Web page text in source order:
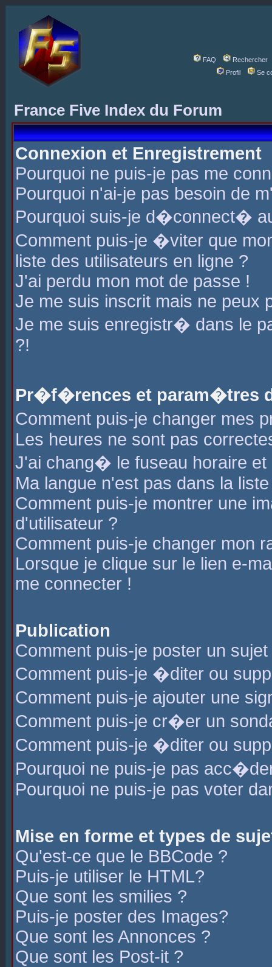
FAQ
Rechercher
Profil
Se
France Five Index du Forum
Connexion et Enregistrement
Pourquoi ne puis-je pas me
Pourquoi n'ai-je pas besoin de
Pourquoi suis-je d�connect�
Comment puis-je �viter que
liste des utilisateurs en ligne ?
J'ai perdu mon mot de passe !
Je me suis inscrit mais ne peux
Je me suis enregistr� dans le
?!
Pr�f�rences et param�tres
Comment puis-je changer mes
Les heures ne sont pas
J'ai chang� le fuseau horaire
Ma langue n'est pas dans la
Comment puis-je montrer une
d'utilisateur ?
Comment puis-je changer mon
Lorsque je clique sur le lien e-
me connecter !
Publication
Comment puis-je poster un
Comment puis-je �diter ou
Comment puis-je ajouter une
Comment puis-je cr�er un
Comment puis-je �diter ou
Pourquoi ne puis-je pas
Pourquoi ne puis-je pas voter
Mise en forme et types de
Qu'est-ce que le BBCode ?
Puis-je utiliser le HTML?
Que sont les smilies ?
Puis-je poster des Images?
Que sont les Annonces ?
Que sont les Post-it ?